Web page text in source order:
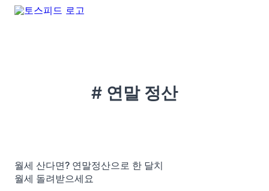
# 연말 정산
월세 산다면? 연말정산으로 한 달치
월세 돌려받으세요